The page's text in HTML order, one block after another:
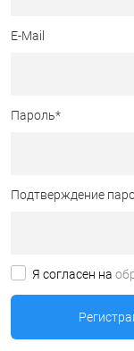
E-Mail
Пароль*
Подтверждение
Я согласен на